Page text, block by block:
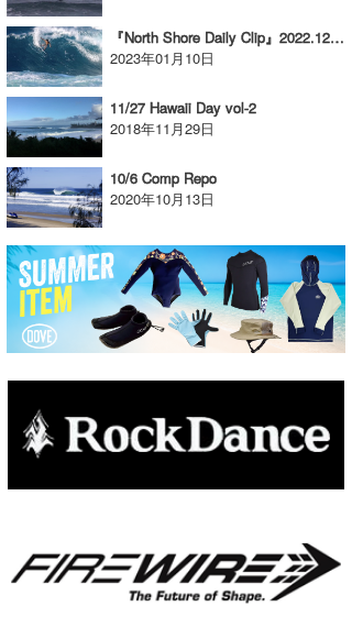
『North Shore Daily Clip』2022.12.23 @ HALEIWA
2023年01月10日
11/27 Hawaii Day vol-2
2018年11月29日
10/6 Comp Repo
2020年10月13日
waka☆=
YUKI☆
たっちー
ハンマー
まっきー
三輪予報士
小川予報士
上田純子
上條将美
唐澤予報士
米山予報士